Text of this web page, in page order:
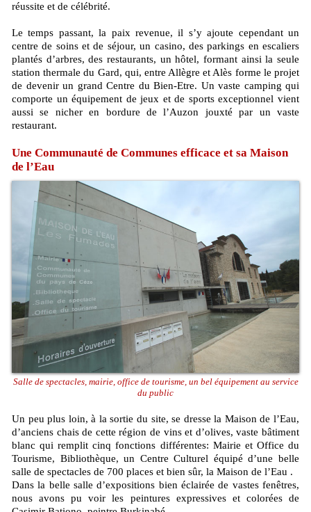
réussite et de célébrité.
Le temps passant, la paix revenue, il s’y ajoute cependant un
centre de soins et de séjour, un casino, des parkings en escaliers
plantés d’arbres, des restaurants, un hôtel, formant ainsi la seule
station thermale du Gard, qui, entre Allègre et Alès forme le projet
de devenir un grand Centre du Bien-Etre. Un vaste camping qui
comporte un équipement de jeux et de sports exceptionnel vient
aussi se nicher en bordure de l’Auzon jouxté par un vaste
restaurant.
Une Communauté de Communes efficace et sa Maison
de l’Eau
Salle de spectacles, mairie, office de tourisme, un bel équipement au service
du public
Un peu plus loin, à la sortie du site, se dresse la Maison de l’Eau,
d’anciens chais de cette région de vins et d’olives, vaste bâtiment
blanc qui remplit cinq fonctions différentes: Mairie et Office du
Tourisme, Bibliothèque, un Centre Culturel équipé d’une belle
salle de spectacles de 700 places et bien sûr, la Maison de l’Eau .
Dans la belle salle d’expositions bien éclairée de vastes fenêtres,
nous avons pu voir les peintures expressives et colorées de